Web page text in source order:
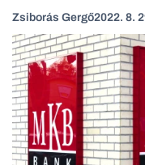
Zsiborás Gergő2022. 8.